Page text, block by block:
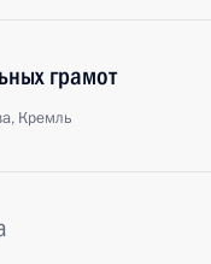
грамот
Кремль